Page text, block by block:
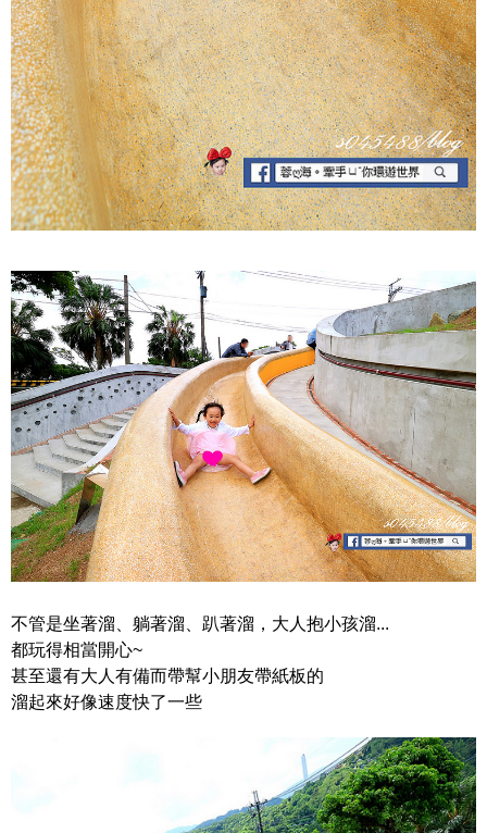
不管是坐著溜、躺著溜、趴著溜，大人抱小孩溜...
都玩得相當開心~
甚至還有大人有備而帶幫小朋友帶紙板的
溜起來好像速度快了一些